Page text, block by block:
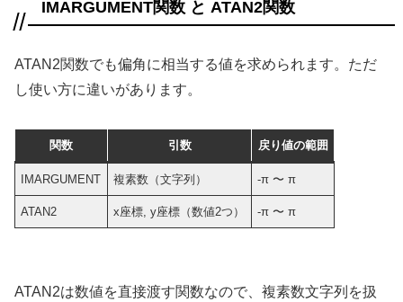
IMARGUMENT関数 と ATAN2関数
ATAN2関数でも偏角に相当する値を求められます。ただ
し使い方に違いがあります。
関数 引数 戻り値の範囲
IMARGUMENT 複素数（文字列） -π 〜 π
ATAN2 x座標, y座標（数値2つ） -π 〜 π
ATAN2は数値を直接渡す関数なので、複素数文字列を扱